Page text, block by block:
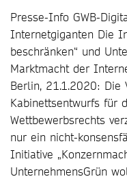
Presse-Info GWB-
Internetgiganten Die
beschränken“ und
Marktmacht der
Berlin, 21.1.2020: Die
Kabinettsentwurfs für
Wettbewerbsrechts
nur ein nicht-
Initiative
UnternehmensGrün